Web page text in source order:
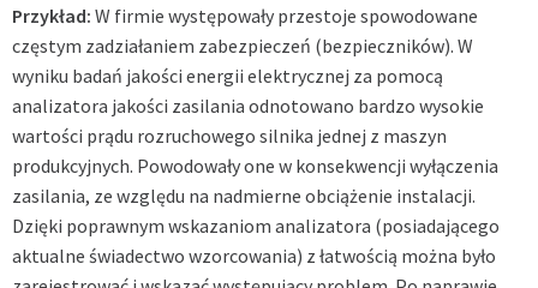
Przykład: W firmie występowały przestoje spowodowane
częstym zadziałaniem zabezpieczeń (bezpieczników). W
wyniku badań jakości energii elektrycznej za pomocą
analizatora jakości zasilania odnotowano bardzo wysokie
wartości prądu rozruchowego silnika jednej z maszyn
produkcyjnych. Powodowały one w konsekwencji wyłączenia
zasilania, ze względu na nadmierne obciążenie instalacji.
Dzięki poprawnym wskazaniom analizatora (posiadającego
aktualne świadectwo wzorcowania) z łatwością można było